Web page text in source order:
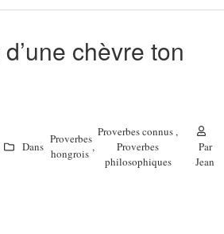
chèvre ton
Dans
Proverbes
hongrois
,
Proverbes connus,
Proverbes
philosophiques
Par
Jean